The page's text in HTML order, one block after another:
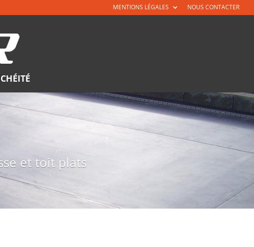
MENTIONS LÉGALES NOUS CONTACTER
et toit plats